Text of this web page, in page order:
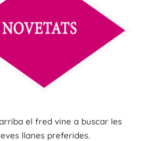
el fred vine a buscar les
llanes preferides.